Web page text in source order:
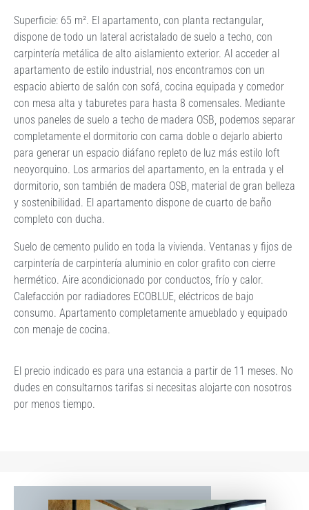
Superficie: 65 m². El apartamento, con planta rectangular,
dispone de todo un lateral acristalado de suelo a techo, con
carpintería metálica de alto aislamiento exterior. Al acceder al
apartamento de estilo industrial, nos encontramos con un
espacio abierto de salón con sofá, cocina equipada y comedor
con mesa alta y taburetes para hasta 8 comensales. Mediante
unos paneles de suelo a techo de madera OSB, podemos separar
completamente el dormitorio con cama doble o dejarlo abierto
para generar un espacio diáfano repleto de luz más estilo loft
neoyorquino. Los armarios del apartamento, en la entrada y el
dormitorio, son también de madera OSB, material de gran belleza
y sostenibilidad. El apartamento dispone de cuarto de baño
completo con ducha.
Suelo de cemento pulido en toda la vivienda. Ventanas y fijos de
carpintería de carpintería aluminio en color grafito con cierre
hermético. Aire acondicionado por conductos, frío y calor.
Calefacción por radiadores ECOBLUE, eléctricos de bajo
consumo. Apartamento completamente amueblado y equipado
con menaje de cocina.
El precio indicado es para una estancia a partir de 11 meses. No
dudes en consultarnos tarifas si necesitas alojarte con nosotros
por menos tiempo.